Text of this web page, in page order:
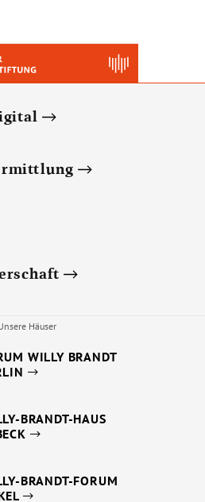
Häuser
WILLY BRANDT
BRANDT-HAUS
BRANDT-FORUM